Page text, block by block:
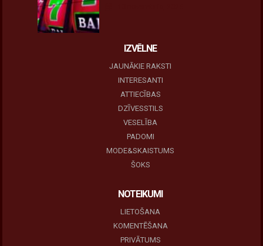
IZVĒLNE
JAUNĀKIE RAKSTI
INTERESANTI
ATTIECĪBAS
DZĪVESSTILS
VESELĪBA
PADOMI
MODE&SKAISTUMS
ŠOKS
NOTEIKUMI
LIETOŠANA
KOMENTĒŠANA
PRIVĀTUMS